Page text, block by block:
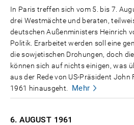
In Paris treffen sich vom 5. bis 7.
drei Westmächte und beraten,
deutschen Außenministers Heinrich
Politik. Erarbeitet werden soll eine
die sowjetischen Drohungen, doch
können sich auf nichts einigen, was
aus der Rede von US-Präsident John
1961 hinausgeht.
Mehr
6. AUGUST 1961